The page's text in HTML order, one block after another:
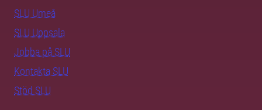
SLU Umeå
SLU Uppsala
Jobba på SLU
Kontakta SLU
Stöd SLU